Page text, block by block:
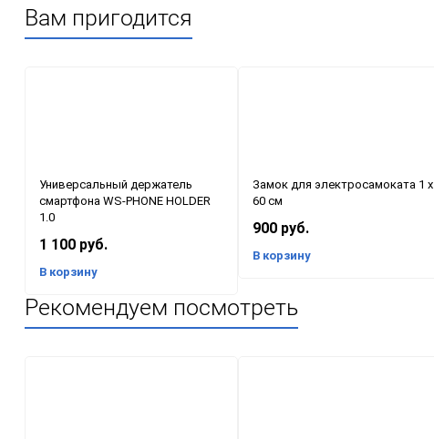
Вам пригодится
Универсальный держатель
смартфона WS-PHONE HOLDER
1.0
1 100 руб.
В корзину
Замок для электросамоката 1 х
60 см
900 руб.
В корзину
Рекомендуем посмотреть